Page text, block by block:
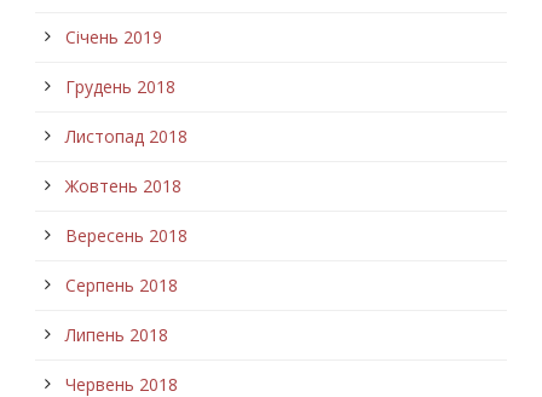
Січень 2019
Грудень 2018
Листопад 2018
Жовтень 2018
Вересень 2018
Серпень 2018
Липень 2018
Червень 2018